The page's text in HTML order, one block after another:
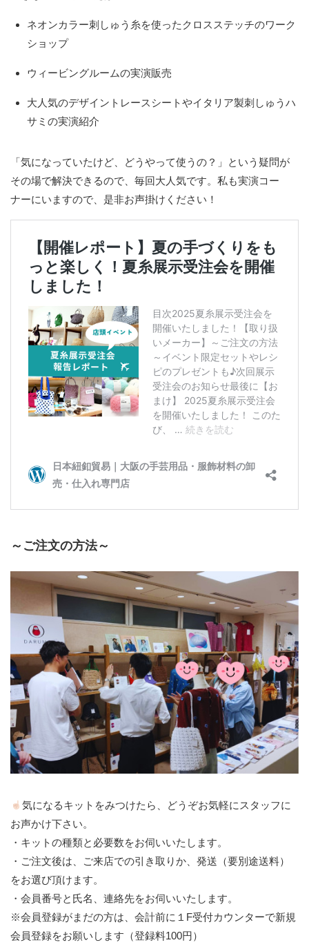
ネオンカラー刺しゅう糸を使ったクロスステッチのワーク
ショップ
ウィービングルームの実演販売
大人気のデザイントレースシートやイタリア製刺しゅうハ
サミの実演紹介
「気になっていたけど、どうやって使うの？」という疑問が
その場で解決できるので、毎回大人気です。私も実演コー
ナーにいますので、是非お声掛けください！
～ご注文の方法～
気になるキットをみつけたら、どうぞお気軽にスタッフに
お声かけ下さい。
・キットの種類と必要数をお伺いいたします。
・ご注文後は、ご来店での引き取りか、発送（要別途送料）
をお選び頂けます。
・会員番号と氏名、連絡先をお伺いいたします。
※会員登録がまだの方は、会計前に１F受付カウンターで新規
会員登録をお願いします（登録料100円）